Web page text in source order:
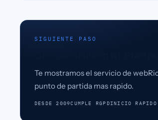
SIGUIENTE PASO
Te mostramos el servicio de
punto de partida mas rapido.
DESDE 2009CUMPLE RGPDINICIO RAPIDO